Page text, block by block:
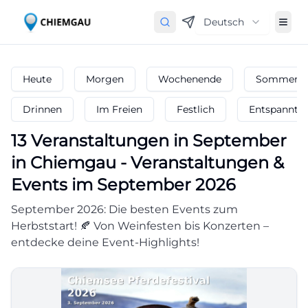
Deutsch
Heute Morgen Wochenende
Drinnen Im Freien Festlich Entspannt
13 Veranstaltungen in September
in Chiemgau - Veranstaltungen &
Events im September 2026
September 2026: Die besten Events zum
Herbststart! 🍂 Von Weinfesten bis Konzerten –
entdecke deine Event-Highlights!